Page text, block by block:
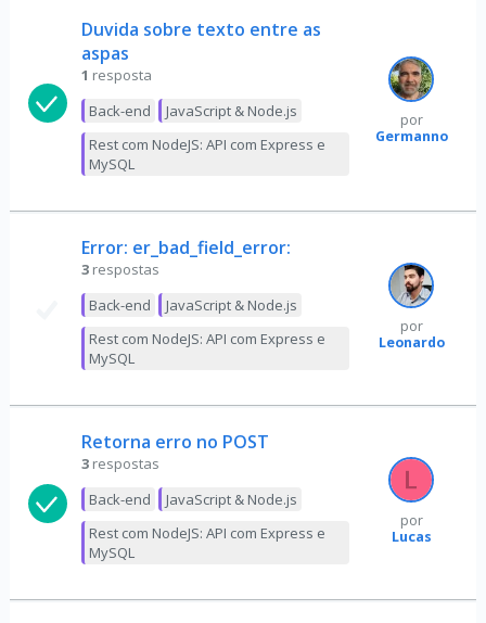
Duvida sobre texto entre as
aspas
1 resposta
Back-end
JavaScript & Node.js
Rest com NodeJS: API com Express e
MySQL
por
Germanno
Error: er_bad_field_error:
3 respostas
Back-end
JavaScript & Node.js
Rest com NodeJS: API com Express e
MySQL
por
Leonardo
Retorna erro no POST
3 respostas
Back-end
JavaScript & Node.js
Rest com NodeJS: API com Express e
MySQL
por
Lucas